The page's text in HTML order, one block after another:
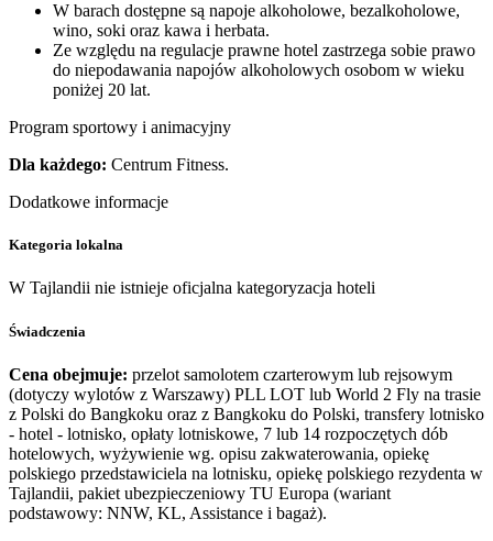
W barach dostępne są napoje alkoholowe, bezalkoholowe,
wino, soki oraz kawa i herbata.
Ze względu na regulacje prawne hotel zastrzega sobie prawo
do niepodawania napojów alkoholowych osobom w wieku
poniżej 20 lat.
Program sportowy i animacyjny
Dla każdego: Centrum Fitness.
Dodatkowe informacje
Kategoria lokalna
W Tajlandii nie istnieje oficjalna kategoryzacja hoteli
Świadczenia
Cena obejmuje: przelot samolotem czarterowym lub rejsowym
(dotyczy wylotów z Warszawy) PLL LOT lub World 2 Fly na trasie
z Polski do Bangkoku oraz z Bangkoku do Polski, transfery lotnisko
- hotel - lotnisko, opłaty lotniskowe, 7 lub 14 rozpoczętych dób
hotelowych, wyżywienie wg. opisu zakwaterowania, opiekę
polskiego przedstawiciela na lotnisku, opiekę polskiego rezydenta w
Tajlandii, pakiet ubezpieczeniowy TU Europa (wariant
podstawowy: NNW, KL, Assistance i bagaż).